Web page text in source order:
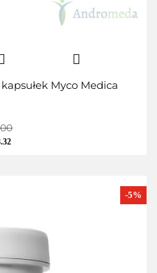
Myco Medica
-5%